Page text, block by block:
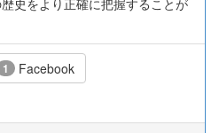
史をより正確に把握することが
1 Facebook